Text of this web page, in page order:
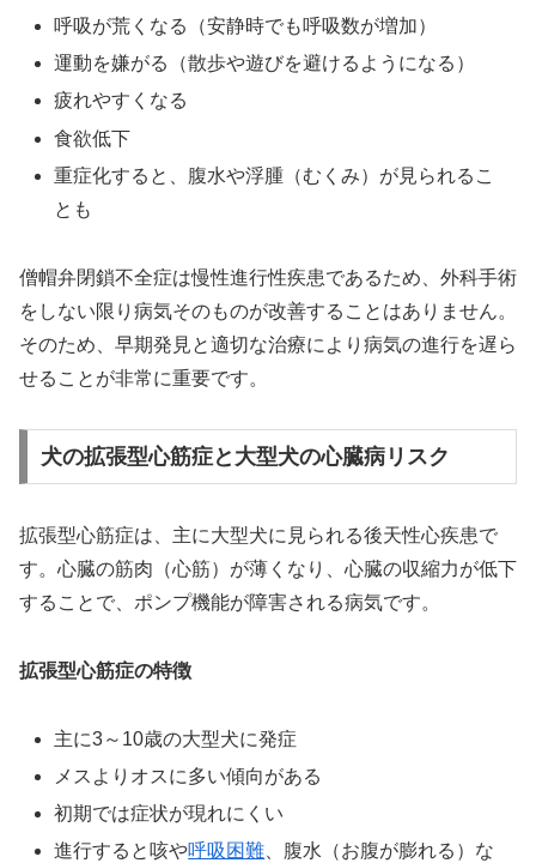
呼吸が荒くなる（安静時でも呼吸数が増加）
運動を嫌がる（散歩や遊びを避けるようになる）
疲れやすくなる
食欲低下
重症化すると、腹水や浮腫（むくみ）が見られるこ
とも
僧帽弁閉鎖不全症は慢性進行性疾患であるため、外科手術
をしない限り病気そのものが改善することはありません。
そのため、早期発見と適切な治療により病気の進行を遅ら
せることが非常に重要です。
犬の拡張型心筋症と大型犬の心臓病リスク
拡張型心筋症は、主に大型犬に見られる後天性心疾患で
す。心臓の筋肉（心筋）が薄くなり、心臓の収縮力が低下
することで、ポンプ機能が障害される病気です。
拡張型心筋症の特徴
主に3～10歳の大型犬に発症
メスよりオスに多い傾向がある
初期では症状が現れにくい
進行すると咳や呼吸困難 、腹水（お腹が膨れる）な